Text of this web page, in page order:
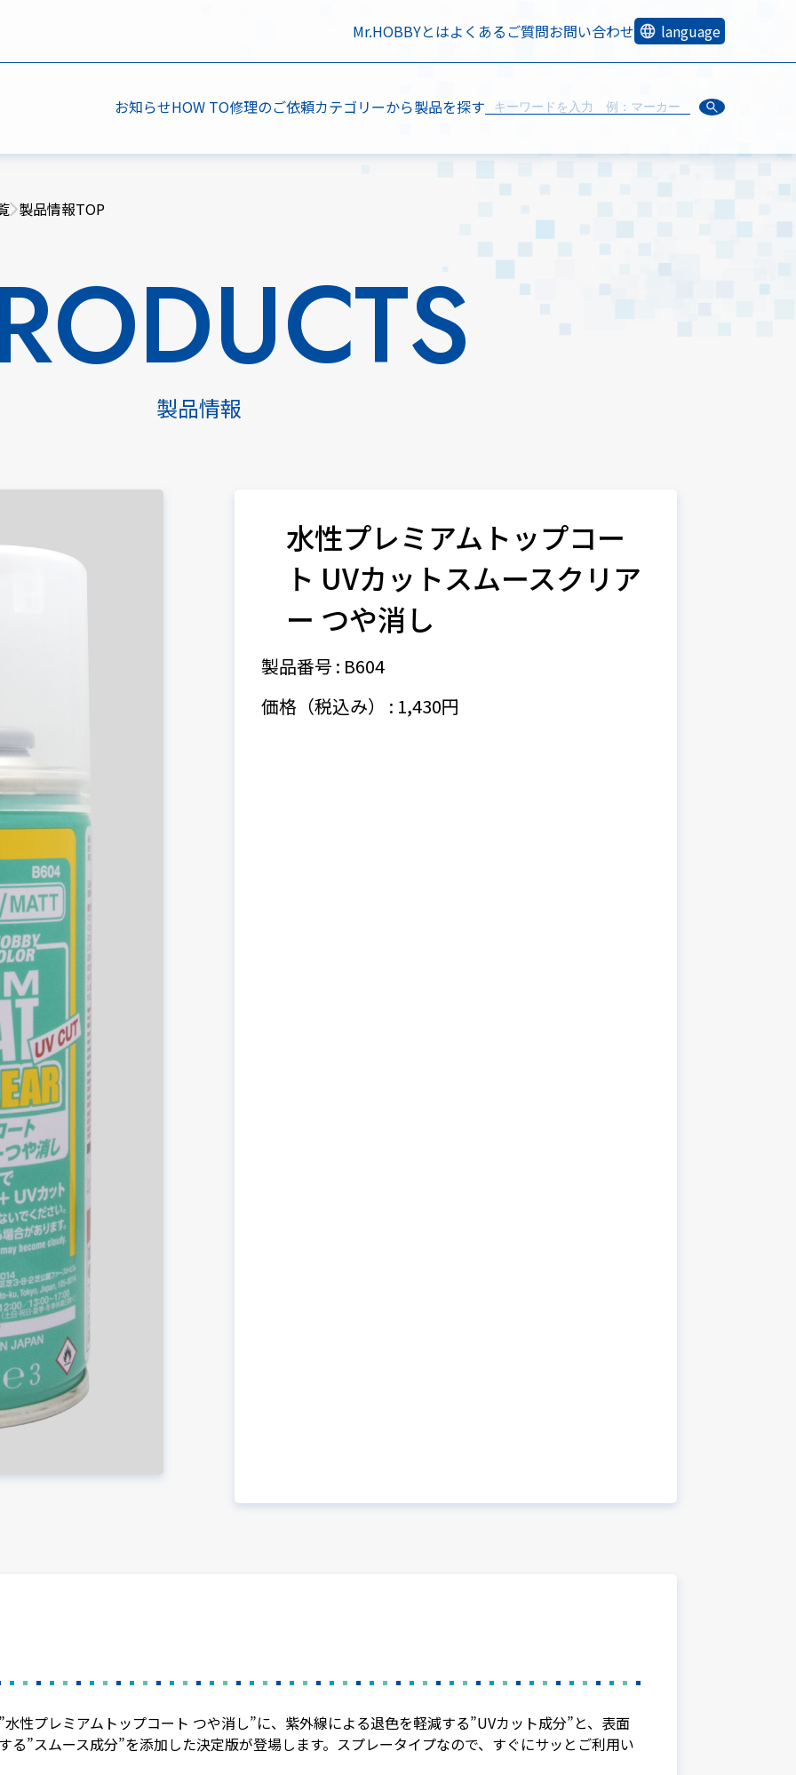
Mr.HOBBYとはよくあるご質問お問い合わせ language
お知らせHOW TO修理のご依頼カテゴリーから製品を探す
製品情報TOP
製品情報
水性プレミアムトップコー
ト UVカットスムースクリア
ー つや消し
製品番号 : B604
価格（税込み） : 1,430円
性プレミアムトップコート つや消し”に、紫外線による退色を軽減する”UVカット成分”と、表面
る”スムース成分”を添加した決定版が登場します。スプレータイプなので、すぐにサッとご利用い